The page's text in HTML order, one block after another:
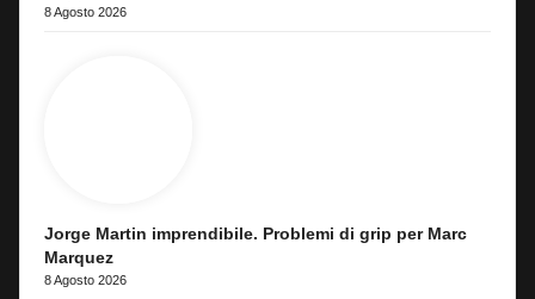
8 Agosto 2026
Jorge Martin imprendibile. Problemi di grip per Marc
Marquez
8 Agosto 2026